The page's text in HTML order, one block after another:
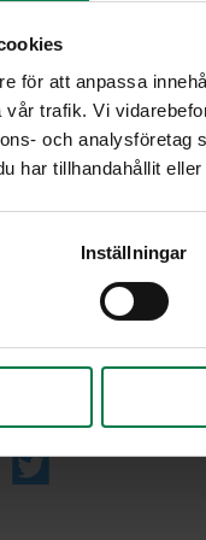
för att anpassa
trafik. Vi
och
har tillhandahållit
Inställningar
Paista
Kuori ja
päälle
Paista
Ohje: